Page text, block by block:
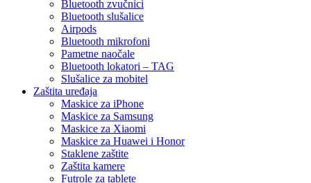
Bluetooth zvučnici
Bluetooth slušalice
Airpods
Bluetooth mikrofoni
Pametne naočale
Bluetooth lokatori – TAG
Slušalice za mobitel
Zaštita uređaja
Maskice za iPhone
Maskice za Samsung
Maskice za Xiaomi
Maskice za Huawei i Honor
Staklene zaštite
Zaštita kamere
Futrole za tablete